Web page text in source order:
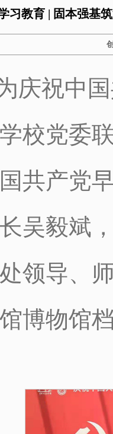
习教育 | 固本强基
庆祝中
校党委
产党早
吴毅斌
领导、
博物馆